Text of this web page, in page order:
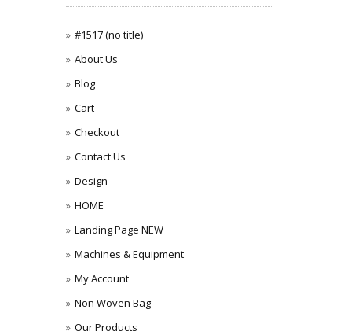
#1517 (no title)
About Us
Blog
Cart
Checkout
Contact Us
Design
HOME
Landing Page NEW
Machines & Equipment
My Account
Non Woven Bag
Our Products